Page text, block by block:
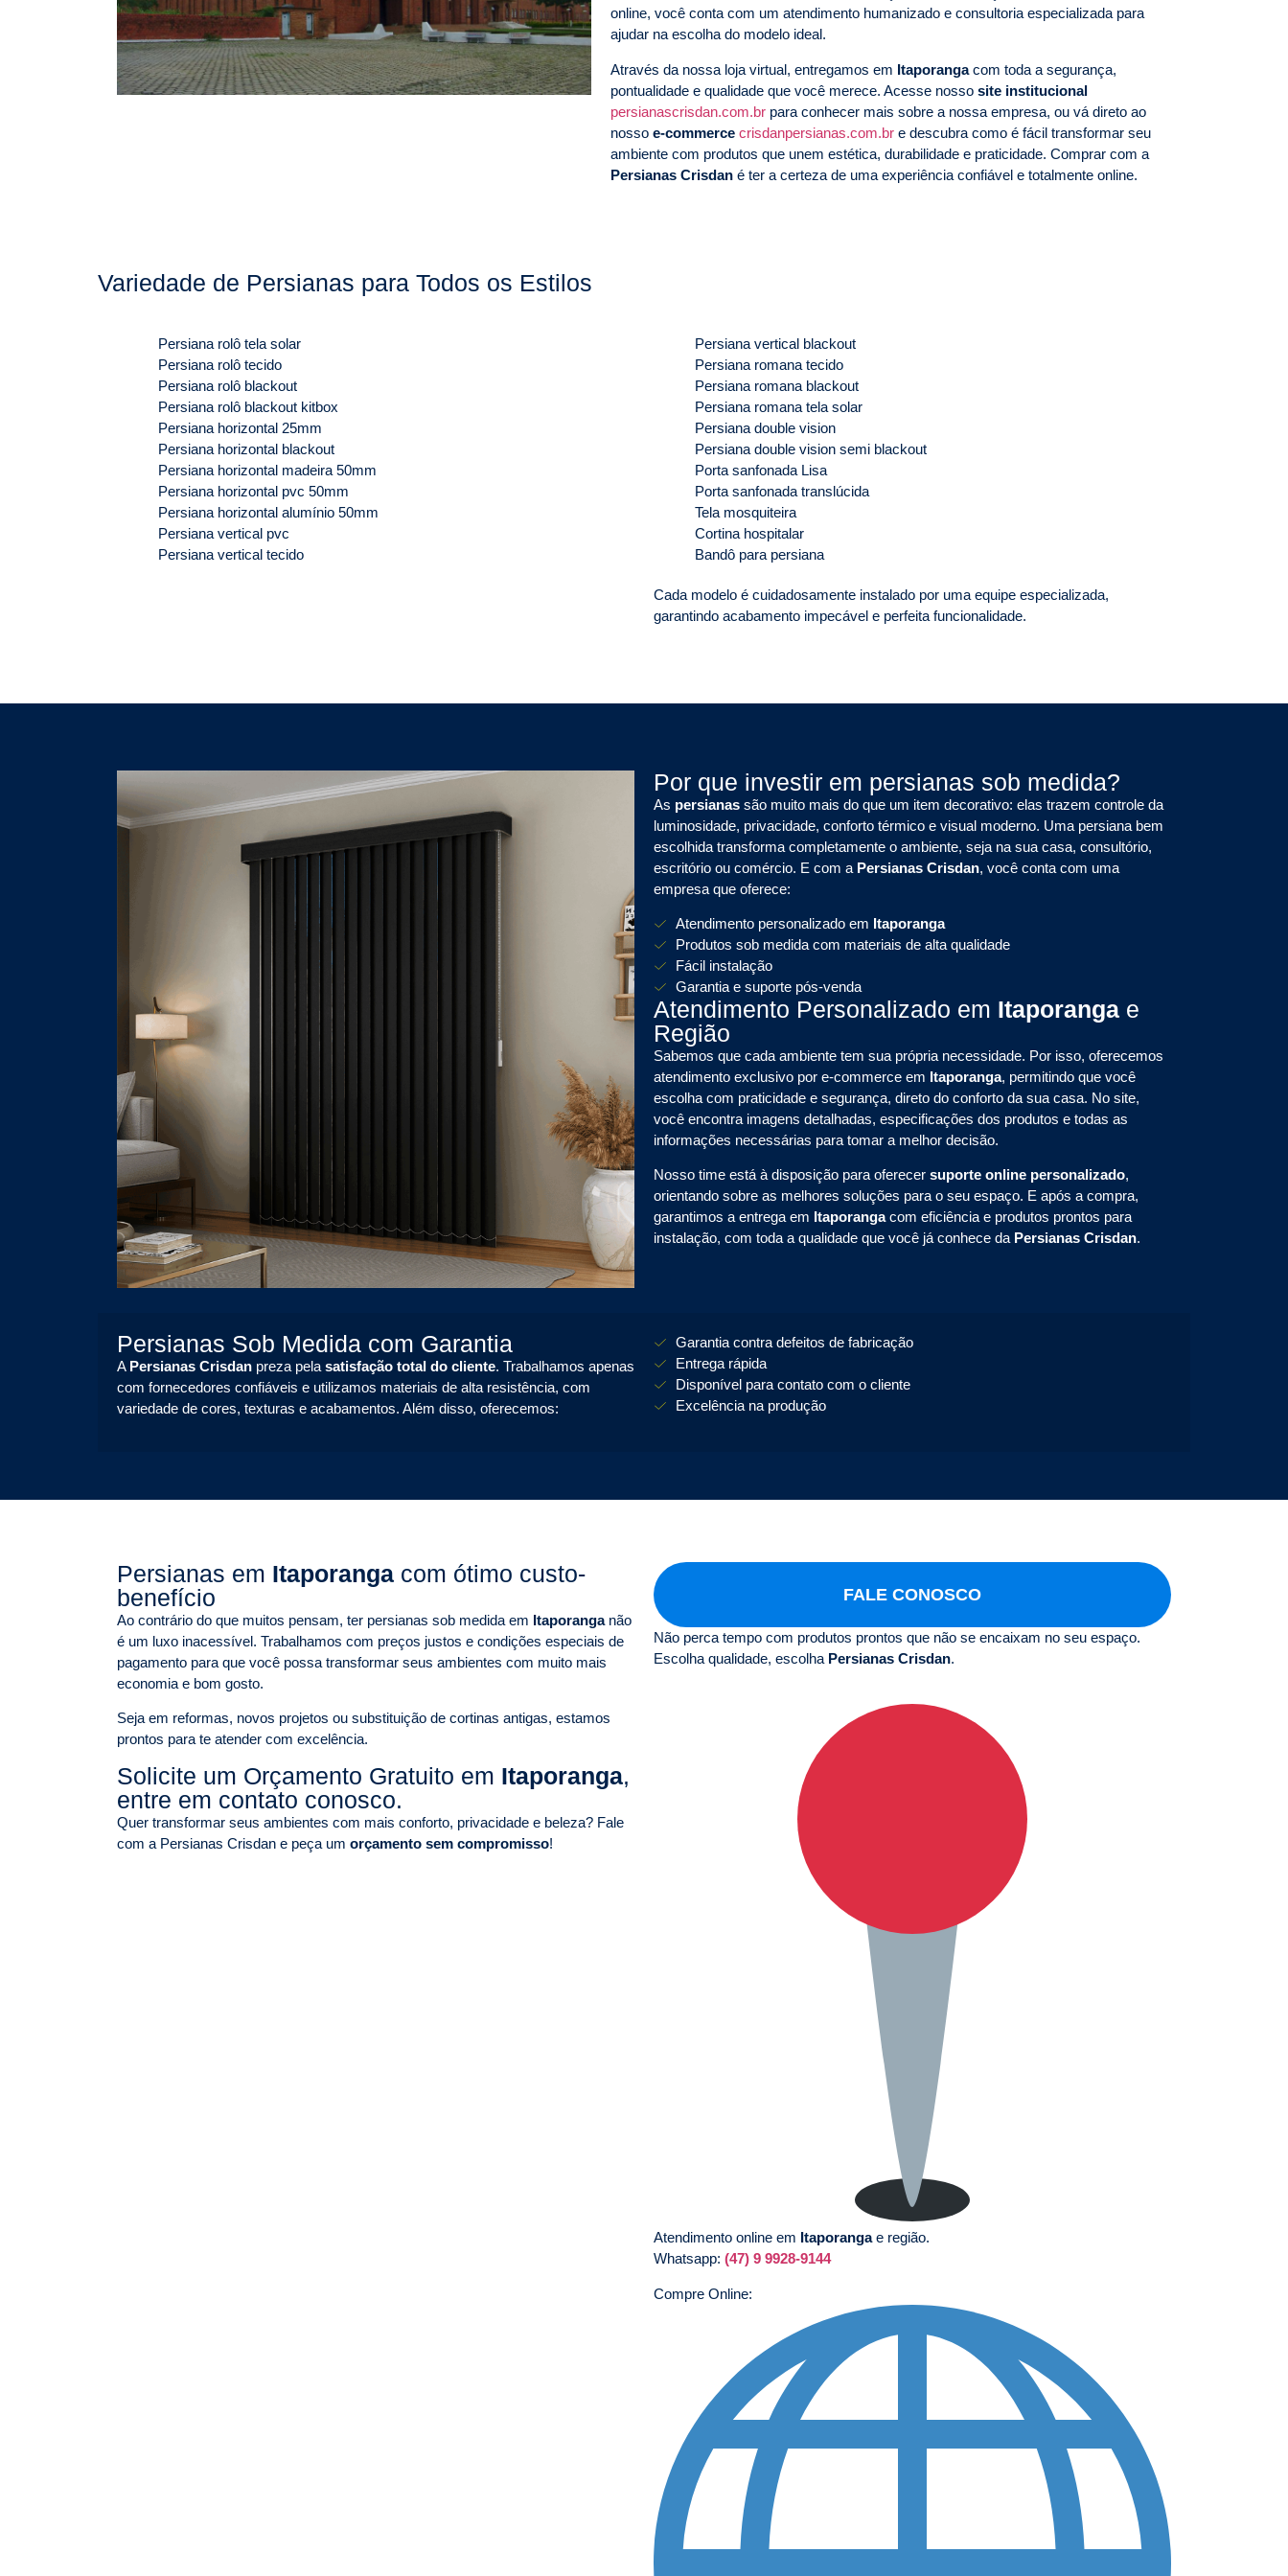
online, você conta com um atendimento humanizado e consultoria especializada para
ajudar na escolha do modelo ideal.
Através da nossa loja virtual, entregamos em Itaporangacom toda a segurança,
pontualidade e qualidade que você merece. Acesse nosso site institucional
persianascrisdan.com.brpara conhecer mais sobre a nossa empresa, ou vá direto ao
nosso e-commerce crisdanpersianas.com.bre descubra como é fácil transformar seu
ambiente com produtos que unem estética, durabilidade e praticidade. Comprar com a
Persianas Crisdané ter a certeza de uma experiência confiável e totalmente online.
Variedade de Persianas para Todos os Estilos
Persiana rolô tela solar
Persiana rolô tecido
Persiana rolô blackout
Persiana rolô blackout kitbox
Persiana horizontal 25mm
Persiana horizontal blackout
Persiana horizontal madeira 50mm
Persiana horizontal pvc 50mm
Persiana horizontal alumínio 50mm
Persiana vertical pvc
Persiana vertical tecido
Persiana vertical blackout
Persiana romana tecido
Persiana romana blackout
Persiana romana tela solar
Persiana double vision
Persiana double vision semi blackout
Porta sanfonada Lisa
Porta sanfonada translúcida
Tela mosquiteira
Cortina hospitalar
Bandô para persiana
Cada modelo é cuidadosamente instalado por uma equipe especializada,
garantindo acabamento impecável e perfeita funcionalidade.
Por que investir em persianas sob medida?
As persianas são muito mais do que um item decorativo: elas trazem controle da
luminosidade, privacidade, conforto térmico e visual moderno. Uma persiana bem
escolhida transforma completamente o ambiente, seja na sua casa, consultório,
escritório ou comércio. E com a Persianas Crisdan, você conta com uma
empresa que oferece:
Atendimento personalizado em Itaporanga
Produtos sob medida com materiais de alta qualidade
Fácil instalação
Garantia e suporte pós-venda
Atendimento Personalizado em Itaporanga e
Região
Sabemos que cada ambiente tem sua própria necessidade. Por isso, oferecemos
atendimento exclusivo por e-commerce em Itaporanga, permitindo que você
escolha com praticidade e segurança, direto do conforto da sua casa. No site,
você encontra imagens detalhadas, especificações dos produtos e todas as
informações necessárias para tomar a melhor decisão.
Nosso time está à disposição para oferecer suporte online personalizado,
orientando sobre as melhores soluções para o seu espaço. E após a compra,
garantimos a entrega em Itaporangacom eficiência e produtos prontos para
instalação, com toda a qualidade que você já conhece da Persianas Crisdan.
Persianas Sob Medida com Garantia
A Persianas Crisdan preza pela satisfação total do cliente. Trabalhamos apenas
com fornecedores confiáveis e utilizamos materiais de alta resistência, com
variedade de cores, texturas e acabamentos. Além disso, oferecemos:
Garantia contra defeitos de fabricação
Entrega rápida
Disponível para contato com o cliente
Excelência na produção
Persianas em Itaporanga com ótimo custo-
benefício
Ao contrário do que muitos pensam, ter persianas sob medida em Itaporanga não
é um luxo inacessível. Trabalhamos com preços justos e condições especiais de
pagamento para que você possa transformar seus ambientes com muito mais
economia e bom gosto.
Seja em reformas, novos projetos ou substituição de cortinas antigas, estamos
prontos para te atender com excelência.
Solicite um Orçamento Gratuito em Itaporanga,
entre em contato conosco.
Quer transformar seus ambientes com mais conforto, privacidade e beleza? Fale
com a Persianas Crisdan e peça um orçamento sem compromisso!
FALE CONOSCO
Não perca tempo com produtos prontos que não se encaixam no seu espaço.
Escolha qualidade, escolha Persianas Crisdan.
Atendimento online em Itaporangae região.
Whatsapp: (47) 9 9928-9144
Compre Online: